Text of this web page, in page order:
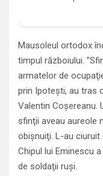
Mausoleul ortodox
timpul războiului.
armatelor de
prin Ipoteşti, au tras
Valentin Coşereanu.
sfinţii aveau aureole
obişnuiţi. L-au ciuruit
Chipul lui Eminescu
de soldaţii ruşi.